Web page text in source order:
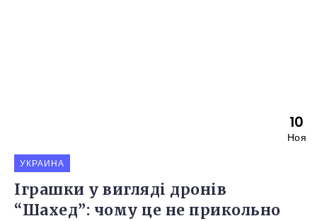
10
Ноя
УКРАИНА
Іграшки у вигляді дронів
“Шахед”: чому це не прикольно